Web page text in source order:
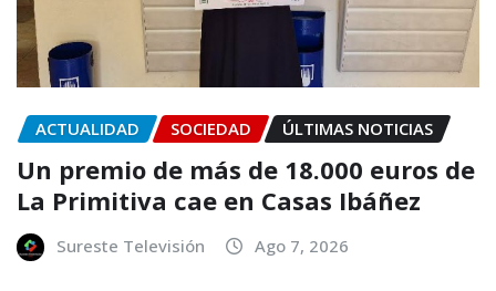
ACTUALIDAD SOCIEDAD ÚLTIMAS NOTICIAS
Un premio de más de 18.000 euros de
La Primitiva cae en Casas Ibáñez
Sureste Televisión Ago 7, 2026